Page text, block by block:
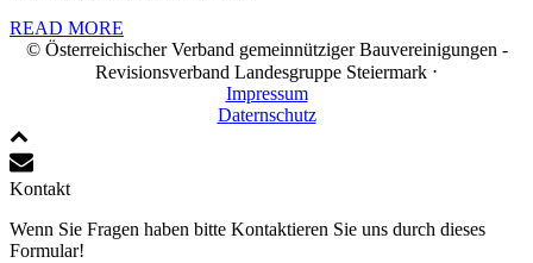
READ MORE
© Österreichischer Verband gemeinnütziger Bauvereinigungen -
Revisionsverband Landesgruppe Steiermark ⋅
Impressum
Daternschutz
Kontakt
Wenn Sie Fragen haben bitte Kontaktieren Sie uns durch dieses
Formular!